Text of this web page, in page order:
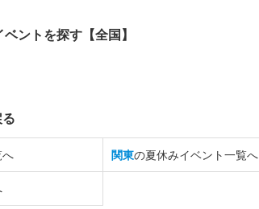
ントを探す【全国】
関東の夏休みイベント一覧へ